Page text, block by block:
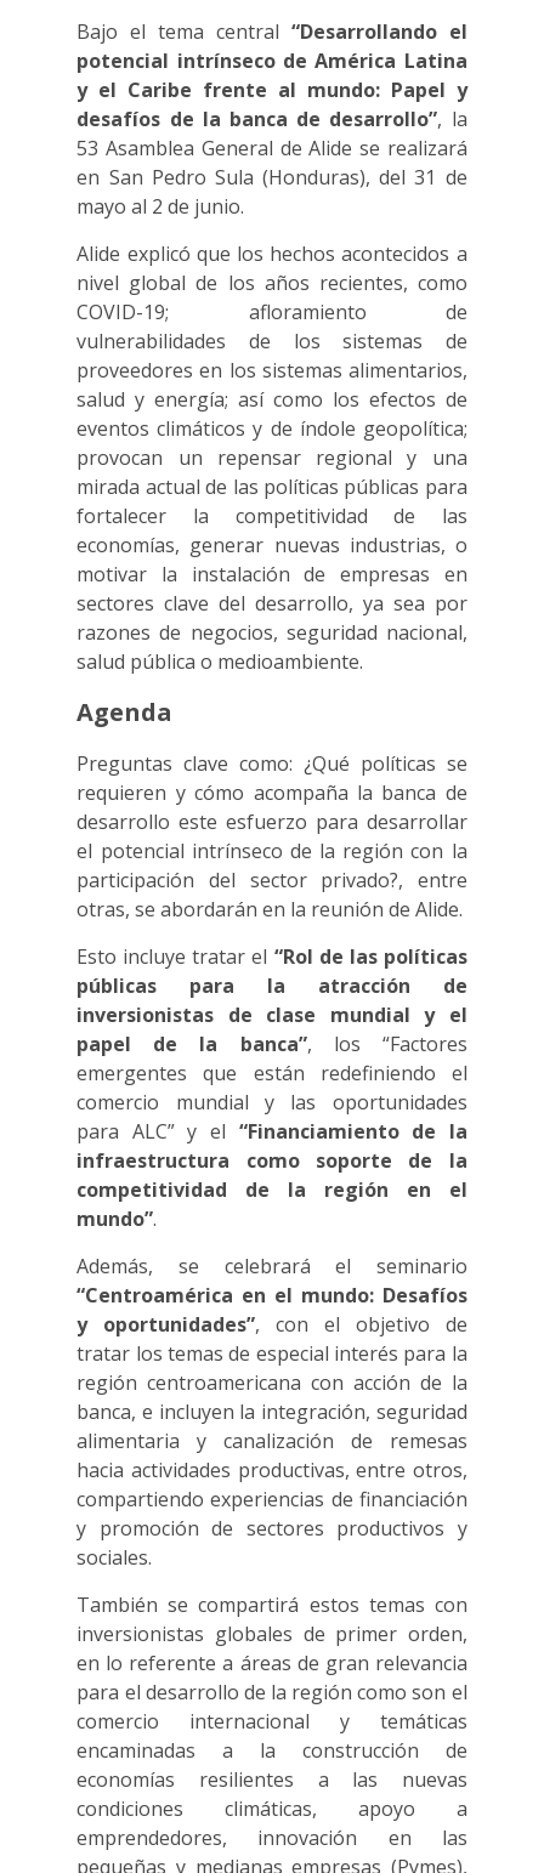
Bajo el tema central “Desarrollando el
potencial intrínseco de América Latina
y el Caribe frente al mundo: Papel y
desafíos de la banca de desarrollo”, la
53 Asamblea General de Alide se realizará
en San Pedro Sula (Honduras), del 31 de
mayo al 2 de junio.
Alide explicó que los hechos acontecidos a
nivel global de los años recientes, como
COVID-19; afloramiento de
vulnerabilidades de los sistemas de
proveedores en los sistemas alimentarios,
salud y energía; así como los efectos de
eventos climáticos y de índole geopolítica;
provocan un repensar regional y una
mirada actual de las políticas públicas para
fortalecer la competitividad de las
economías, generar nuevas industrias, o
motivar la instalación de empresas en
sectores clave del desarrollo, ya sea por
razones de negocios, seguridad nacional,
salud pública o medioambiente.
Agenda
Preguntas clave como: ¿Qué políticas se
requieren y cómo acompaña la banca de
desarrollo este esfuerzo para desarrollar
el potencial intrínseco de la región con la
participación del sector privado?, entre
otras, se abordarán en la reunión de Alide.
Esto incluye tratar el “Rol de las políticas
públicas para la atracción de
inversionistas de clase mundial y el
papel de la banca”, los “Factores
emergentes que están redefiniendo el
comercio mundial y las oportunidades
para ALC” y el “Financiamiento de la
infraestructura como soporte de la
competitividad de la región en el
mundo”.
Además, se celebrará el seminario
“Centroamérica en el mundo: Desafíos
y oportunidades”, con el objetivo de
tratar los temas de especial interés para la
región centroamericana con acción de la
banca, e incluyen la integración, seguridad
alimentaria y canalización de remesas
hacia actividades productivas, entre otros,
compartiendo experiencias de financiación
y promoción de sectores productivos y
sociales.
También se compartirá estos temas con
inversionistas globales de primer orden,
en lo referente a áreas de gran relevancia
para el desarrollo de la región como son el
comercio internacional y temáticas
encaminadas a la construcción de
economías resilientes a las nuevas
condiciones climáticas, apoyo a
emprendedores, innovación en las
pequeñas y medianas empresas (Pymes),